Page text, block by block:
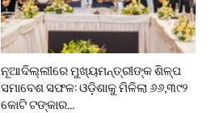
ନୂଆଦିଲ୍ଲୀରେ ମୁଖ୍ୟମନ୍ତ୍ରୀଙ୍କ ଶିଳ୍ପ
ସମାବେଶ ସଫଳ: ଓଡ଼ିଶାକୁ ମିଳିଲା ୬୬,୩୯୨
କୋଟି ଟଙ୍କାର…